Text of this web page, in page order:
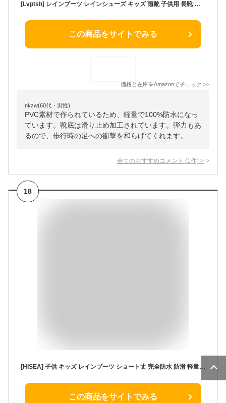
[Lvptsh] レインブーツ レインシューズ キッズ 雨靴 子供用 長靴 男の子 完全防水 滑り止め ボーイズシューズ 快適 ジュニア 軽量 梅雨対策 安全カーソル 通園 通学 おしゃれ 晴雨兼用
この商品をサイトでみる
価格と在庫をAmazonでチェック >>
nkzw(60代・男性)
PVC素材で作られているため、軽量で100%防水になっ
ています。靴底は滑り止め加工されています。弾力もあ
るので、歩行時の足への衝撃を和らげてくれます。
全てのおすすめコメント (1 件) >
18
[HISEA] 子供 キッズ レインブーツ ショート丈 完全防水 防滑 軽量 晴雨兼用 歩きやすい サイドゴア レインブーツ 通園 通学 梅雨 男の子 女の子 小学生 長靴 グリーン 20cm
この商品をサイトでみる